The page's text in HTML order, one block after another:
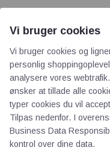
AOT
Om os
Priser
Kontakt
Vi bruger cookies
Vi bruger cookies og
personlig
analysere vores
ønsker at tillade alle
typer cookies du vil
Tilpas nedenfor. I
Business Data
kontrol over dine data.